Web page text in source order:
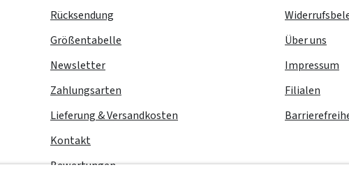
Rücksendung
Größentabelle
Newsletter
Zahlungsarten
Lieferung & Versandkosten
Kontakt
Bewertungen
Über uns
Impressum
Filialen